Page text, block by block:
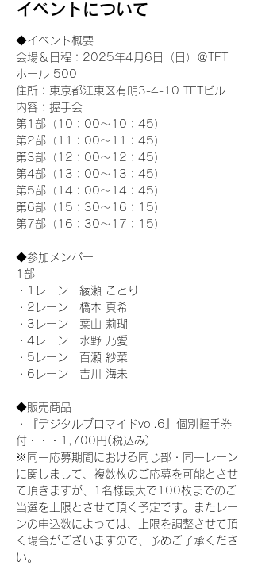
イベントについて
◆イベント概要
会場＆日程：2025年4月6日（日）＠TFT
ホール 500
住所：東京都江東区有明3-4-10 TFTビル
内容：握手会
第1部（10：00～10：45）
第2部（11：00～11：45）
第3部（12：00～12：45）
第4部（13：00～13：45）
第5部（14：00～14：45）
第6部（15：30～16：15）
第7部（16：30～17：15）
◆参加メンバー
1部
・1レーン　綾瀬 ことり
・2レーン　橋本 真希
・3レーン　葉山 莉瑚
・4レーン　水野 乃愛
・5レーン　百瀬 紗菜
・6レーン　吉川 海未
◆販売商品
・『デジタルブロマイドvol.6』個別握手券
付・・・1,700円(税込み)
※同一応募期間における同じ部・同一レーン
に関しまして、複数枚のご応募を可能とさせ
て頂きますが、1名様最大で100枚までのご
当選を上限とさせて頂く予定です。またレー
ンの申込数によっては、上限を調整させて頂
く場合がございますので、予めご了承くださ
い。